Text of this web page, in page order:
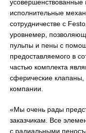
исполнительные
сотрудничестве с
уровнемер,
пульпы и пены с
предоставляемого в
частью комплекта
сферические
компании.
«Мы очень рады
заказчикам. Все
с радиальными